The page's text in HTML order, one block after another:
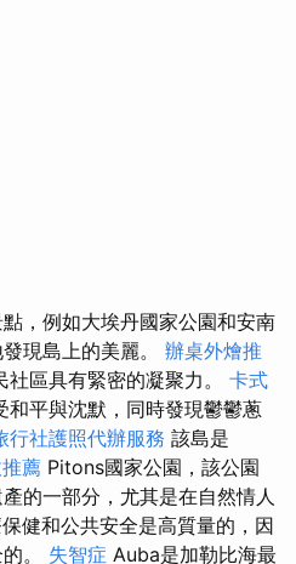
，例如大埃丹國家公園和安南
現島上的美麗。 辦桌外燴推
區具有緊密的凝聚力。 卡式
和平與沈默，同時發現鬱鬱蔥
行社護照代辦服務 該島是
薦 Pitons國家公園，該公園
的一部分，尤其是在自然情人
健和公共安全是高質量的，因
。 失智症 Auba是加勒比海最